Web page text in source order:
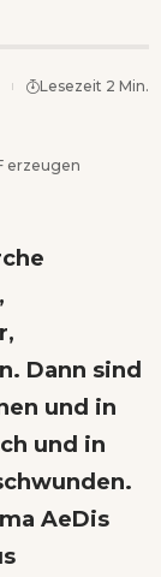
erzeugen
Lesezeit 2 Min.
Dann sind
und in
und in
AeDis